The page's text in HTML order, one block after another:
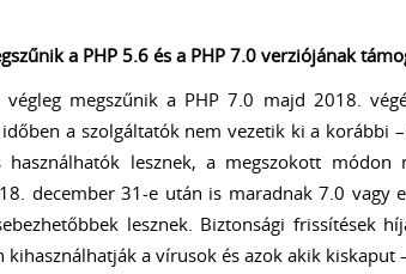
a PHP 5.6 és a PHP 7.0 verziójának
megszűnik a PHP 7.0 majd 2018.
időben a szolgáltatók nem vezetik ki a korábbi
lesznek, a megszokott
december 31-e után is maradnak 7.0 vagy
lesznek. Biztonsági frissítések
a vírusok és azok akik kiskaput